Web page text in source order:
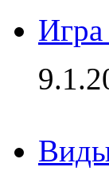
Игра